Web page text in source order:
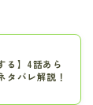
る】4話あら
タバレ解説！